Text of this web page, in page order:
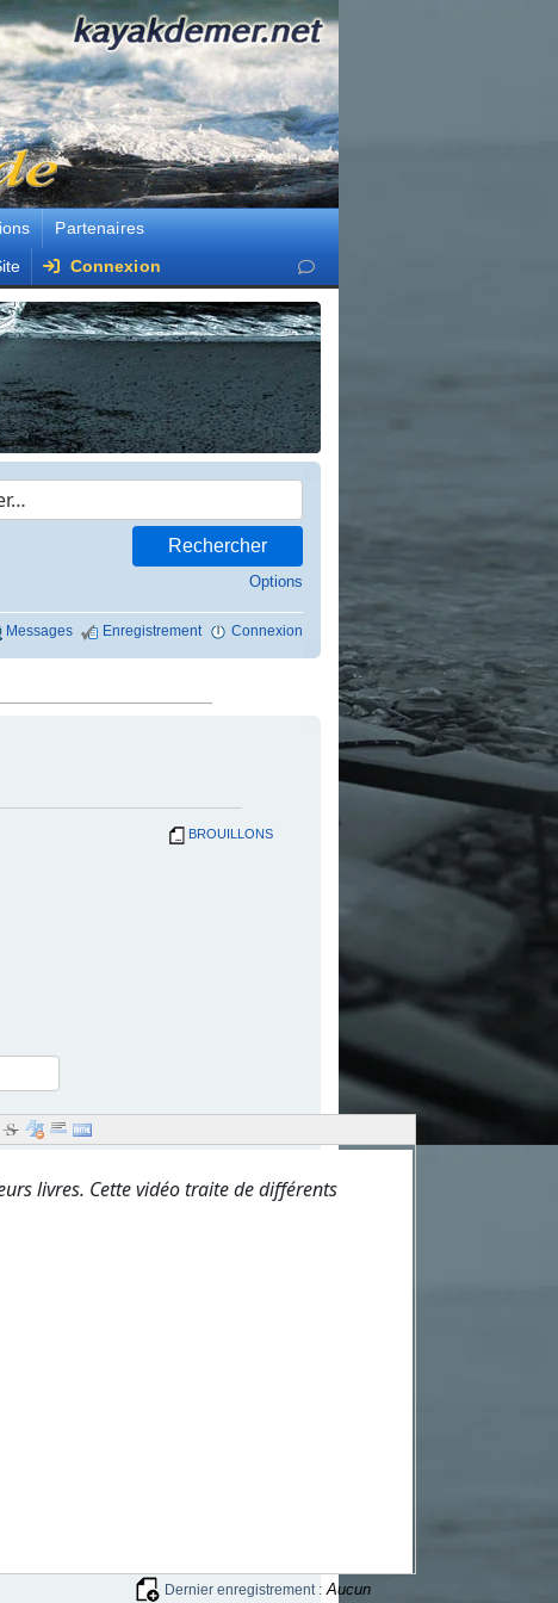
Partenaires
Connexion
Options
Messages Enregistrement Connexion
BROUILLONS
livres. Cette vidéo traite de différents
Dernier enregistrement : Aucun